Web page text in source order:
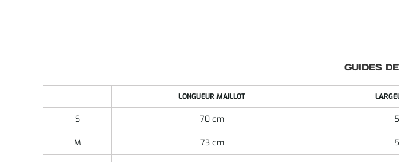
GUIDES
LONGUEUR MAILLOT
S 70 cm
M 73 cm